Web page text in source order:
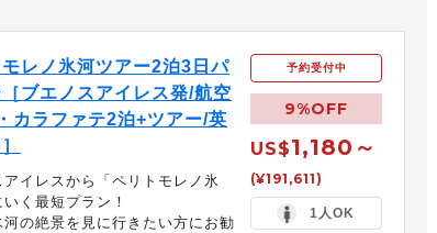
レノ氷河ツアー2泊3日パ
ブエノスアイレス発/航空
カラファテ2泊+ツアー/英
アイレスから「ペリトモレノ氷
く最短プラン！
河の絶景を見に行きたい方にお勧
予約受付中
9%OFF
US$1,180～
(¥191,611)
1人OK